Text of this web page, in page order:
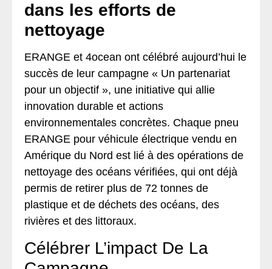
dans les efforts de
nettoyage
ERANGE et 4ocean ont célébré aujourd’hui le
succès de leur campagne « Un partenariat
pour un objectif », une initiative qui allie
innovation durable et actions
environnementales concrètes. Chaque pneu
ERANGE pour véhicule électrique vendu en
Amérique du Nord est lié à des opérations de
nettoyage des océans vérifiées, qui ont déjà
permis de retirer plus de 72 tonnes de
plastique et de déchets des océans, des
rivières et des littoraux.
Célébrer L’impact De La